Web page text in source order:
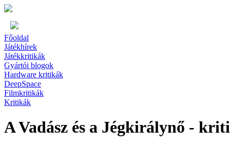
Főoldal
Játékhírek
Játékkritikák
Gyártói blogok
Hardware kritikák
DeepSpace
Filmkritikák
Kritikák
A Vadász és a Jégkirálynő -